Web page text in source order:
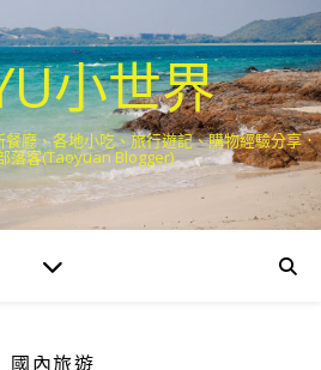
小世界
廳、各地小吃、旅行遊記、購物經驗分享．
落客(Taoyuan Blogger)
國內旅遊